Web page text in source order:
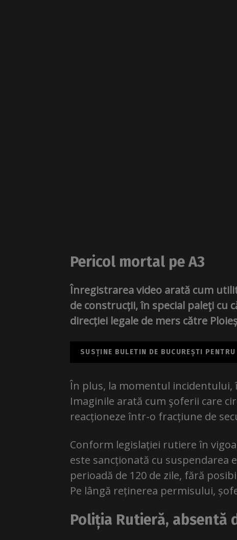
Pericol mortal pe A3
Înregistrarea video arată cum
de construcții, în special paleţi cu
direcției legale de mers către
SUSȚINE BULETIN DE BUCUREȘTI
În plus, la momentul incidentului,
Imaginile arată cum şoferii care
reacționeze într-o fracțiune de
Conform legislației rutiere în
este sancționată cu
perioadă de 120 de zile, fără
Pe lângă reținerea permisului,
Poliția Rutieră, absentă